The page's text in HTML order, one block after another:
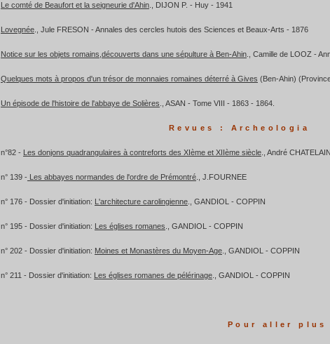
Le comté de Beaufort et la seigneurie d'Ahin ., DIJON P. - Huy - 1941
Lovegnée ., Jule FRESON - Annales des cercles hutois des Sciences et Beaux-Arts - 1876
Notice sur les objets romains,découverts dans une sépulture à Ben-Ahin ., Camille de LOOZ -
Quelques mots à propos d'un trésor de monnaies romaines déterré à Gives (Ben-Ahin)
Un épisode de l'histoire de l'abbaye de Solières ., ASAN - Tome VIII - 1863 - 1864.
Revues : Archeologia
n°82 - Les donjons quadrangulaires à contreforts des XIème et XIIème siècle ., André CHATELAIN
n° 139 - Les abbayes normandes de l'ordre de Prémontré ., J.FOURNEE
n° 176 - Dossier d'initiation: L'architecture carolingienne ., GANDIOL - COPPIN
n° 195 - Dossier d'initiation: Les églises romanes ., GANDIOL - COPPIN
n° 202 - Dossier d'initiation: Moines et Monastères du Moyen-Age ., GANDIOL - COPPIN
n° 211 - Dossier d'initiation: Les églises romanes de pélérinage ., GANDIOL - COPPIN
Pour aller